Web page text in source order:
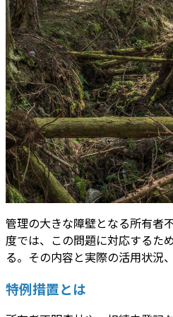
管理の大きな障壁となる所有者
度では、この問題に対応するた
る。その内容と実際の活用状況
特例措置とは